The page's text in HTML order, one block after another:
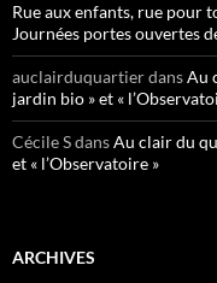
Rue aux enfants, rue pour
Journées portes ouvertes
auclairduquartierdansAu
jardin bio » et «
Cécile SdansAu clair du
et « l’Observatoire »
ARCHIVES